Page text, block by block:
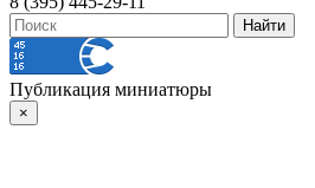
Публикация миниатюры
×